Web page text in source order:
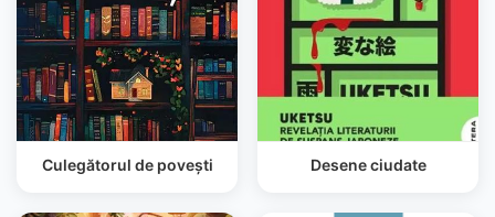
Culegătorul de povești Desene ciudate